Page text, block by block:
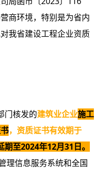
商环境，特别是为省内
我省建设工程企业资质
门核发的建筑业企业施工
，资质证书有效期于
期至2024年12月31日。
理信息服务系统和全国